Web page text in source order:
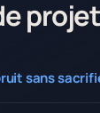
projet
sans